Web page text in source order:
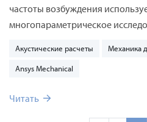
частоты возбуждения
многопараметрическое
Акустические расчеты Механика
Ansys Mechanical
Читать